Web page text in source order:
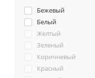
Cata
Darina
De Dietrich
DeLonghi
DeLuxe
Delvento
Бежевый
Белый
Желтый
Зеленый
Коричневый
Красный